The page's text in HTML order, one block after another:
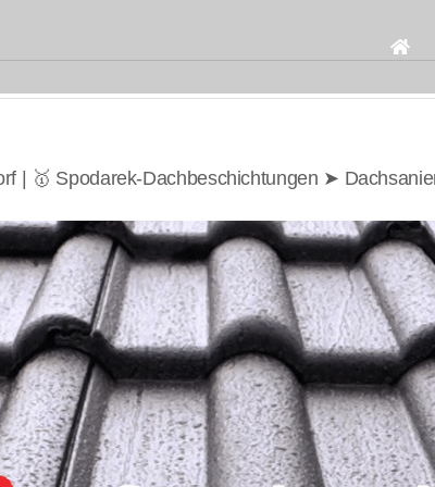
for:
| 🥇 Spodarek-Dachbeschichtungen ➤